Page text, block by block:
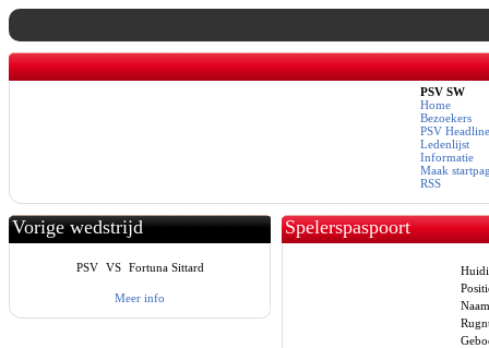
PSV SW
Home
Bezoekers
PSV
Ledenlijst
Informatie
Maak
RSS
Vorige wedstrijd
PSV VS Fortuna Sittard
Meer info
Spelerspaspoort